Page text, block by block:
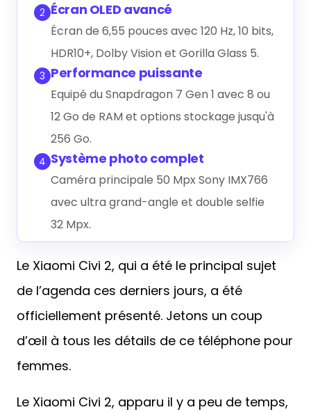
2 Écran OLED avancé
Écran de 6,55 pouces avec 120 Hz, 10 bits,
HDR10+, Dolby Vision et Gorilla Glass 5.
3 Performance puissante
Equipé du Snapdragon 7 Gen 1 avec 8 ou
12 Go de RAM et options stockage jusqu'à
256 Go.
4 Système photo complet
Caméra principale 50 Mpx Sony IMX766
avec ultra grand-angle et double selfie
32 Mpx.
Le Xiaomi Civi 2, qui a été le principal sujet
de l’agenda ces derniers jours, a été
officiellement présenté. Jetons un coup
d’œil à tous les détails de ce téléphone pour
femmes.
Le Xiaomi Civi 2, apparu il y a peu de temps,